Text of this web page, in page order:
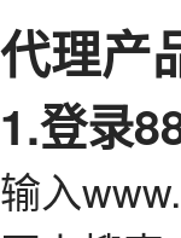
代理产
1.登录
输入